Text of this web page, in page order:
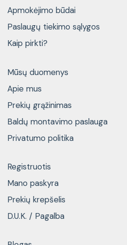
Apmokėjimo būdai
Paslaugų tiekimo sąlygos
Kaip pirkti?
Mūsų duomenys
Apie mus
Prekių grąžinimas
Baldų montavimo paslauga
Privatumo politika
Registruotis
Mano paskyra
Prekių krepšelis
D.U.K. / Pagalba